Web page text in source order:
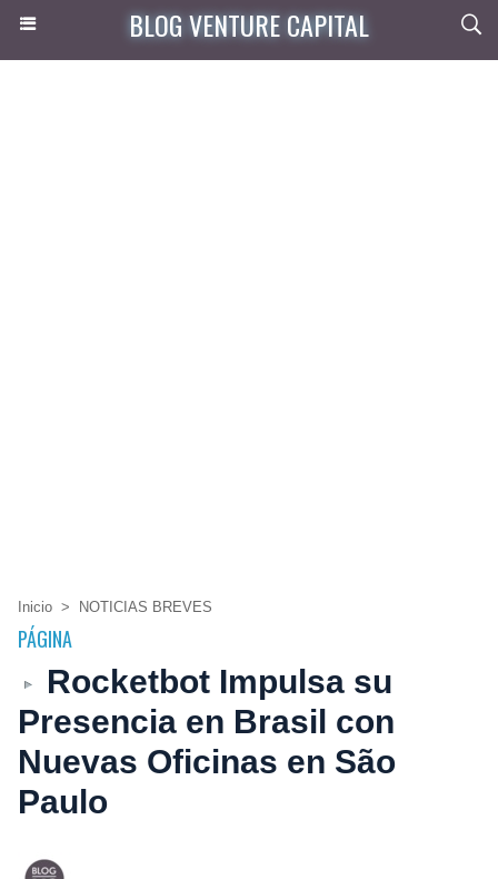
BLOG VENTURE CAPITAL
Inicio > NOTICIAS BREVES
PÁGINA
Rocketbot Impulsa su
Presencia en Brasil con
Nuevas Oficinas en São
Paulo